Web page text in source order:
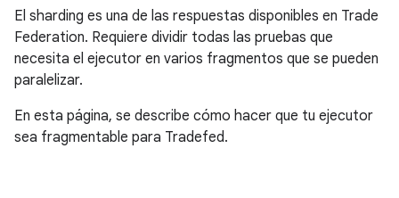
El sharding es una de las respuestas disponibles en Trade
Federation. Requiere dividir todas las pruebas que
necesita el ejecutor en varios fragmentos que se pueden
paralelizar.
En esta página, se describe cómo hacer que tu ejecutor
sea fragmentable para Tradefed.